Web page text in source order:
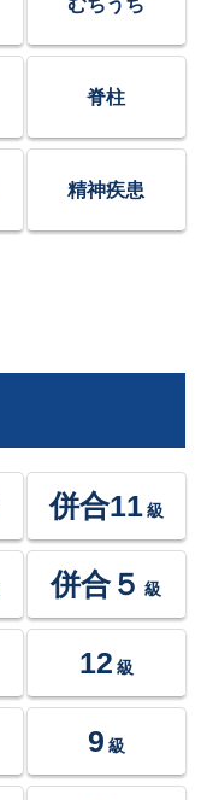
むちうち
脊柱
精神疾患
併合11 級
併合５ 級
12 級
9 級